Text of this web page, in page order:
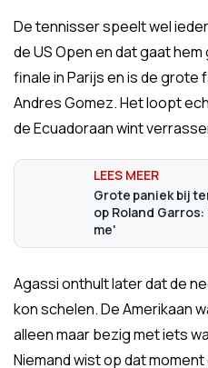
De tennisser speelt wel
de US Open en dat gaat hem
finale in Parijs en is de
Andres Gomez. Het loopt
de Ecuadoraan wint
Grote paniek bij
op Roland
me'
Agassi onthult later dat de
kon schelen. De Amerikaan
alleen maar bezig met iets
Niemand wist op dat